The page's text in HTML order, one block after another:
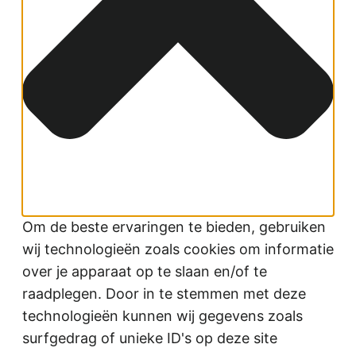
Om de beste ervaringen te bieden, gebruiken
wij technologieën zoals cookies om informatie
over je apparaat op te slaan en/of te
raadplegen. Door in te stemmen met deze
technologieën kunnen wij gegevens zoals
surfgedrag of unieke ID's op deze site